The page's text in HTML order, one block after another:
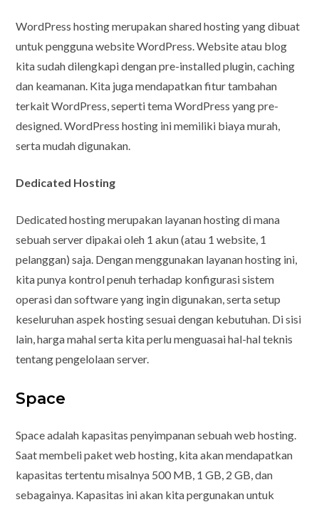
WordPress hosting merupakan shared hosting yang dibuat
untuk pengguna website WordPress. Website atau blog
kita sudah dilengkapi dengan pre-installed plugin, caching
dan keamanan. Kita juga mendapatkan fitur tambahan
terkait WordPress, seperti tema WordPress yang pre-
designed. WordPress hosting ini memiliki biaya murah,
serta mudah digunakan.
Dedicated Hosting
Dedicated hosting merupakan layanan hosting di mana
sebuah server dipakai oleh 1 akun (atau 1 website, 1
pelanggan) saja. Dengan menggunakan layanan hosting ini,
kita punya kontrol penuh terhadap konfigurasi sistem
operasi dan software yang ingin digunakan, serta setup
keseluruhan aspek hosting sesuai dengan kebutuhan. Di sisi
lain, harga mahal serta kita perlu menguasai hal-hal teknis
tentang pengelolaan server.
Space
Space adalah kapasitas penyimpanan sebuah web hosting.
Saat membeli paket web hosting, kita akan mendapatkan
kapasitas tertentu misalnya 500 MB, 1 GB, 2 GB, dan
sebagainya. Kapasitas ini akan kita pergunakan untuk